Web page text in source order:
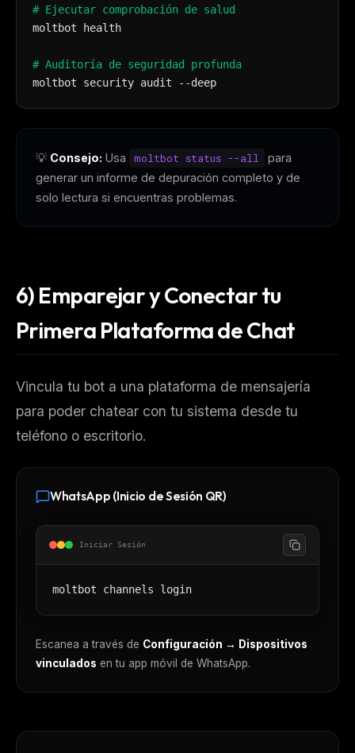
# Ejecutar comprobación de salud
moltbot health
# Auditoría de seguridad profunda
moltbot security audit --deep
💡 Consejo: Usa moltbot status --all
para
generar un informe de depuración completo y de
solo lectura si encuentras problemas.
6) Emparejar y Conectar tu
Primera Plataforma de Chat
Vincula tu bot a una plataforma de mensajería
para poder chatear con tu sistema desde tu
teléfono o escritorio.
WhatsApp (Inicio de Sesión QR)
Iniciar Sesión
moltbot channels login
Escanea a través de Configuración → Dispositivos
vinculados en tu app móvil de WhatsApp.